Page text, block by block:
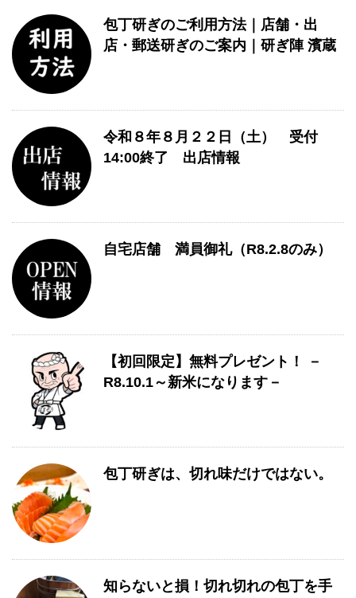
包丁研ぎのご利用方法｜店舗・出
店・郵送研ぎのご案内｜研ぎ陣 濱蔵
令和８年８月２２日（土） 受付
14:00終了 出店情報
自宅店舗 満員御礼（R8.2.8のみ）
【初回限定】無料プレゼント！ －
R8.10.1～新米になります－
包丁研ぎは、切れ味だけではない。
知らないと損！切れ切れの包丁を手